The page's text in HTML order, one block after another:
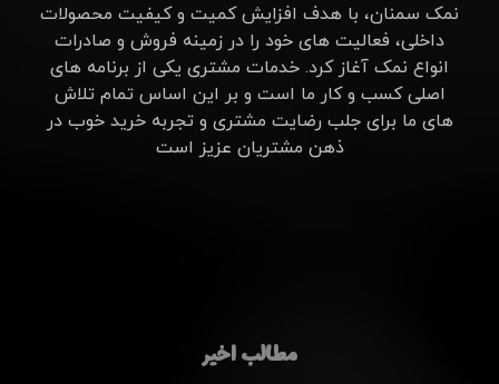
نمک سمنان، با هدف افزایش کمیت و کیفیت محصولات
داخلی، فعالیت های خود را در زمینه فروش و صادرات
انواع نمک آغاز کرد. خدمات مشتری یکی از برنامه های
اصلی کسب و کار ما است و بر این اساس تمام تلاش
های ما برای جلب رضایت مشتری و تجربه خرید خوب در
ذهن مشتریان عزیز است
مطالب اخیر